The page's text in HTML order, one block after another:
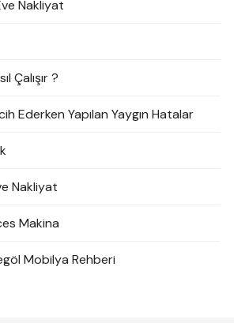
Nakliyat
Çalışır ?
Ederken Yapılan Yaygın Hatalar
Nakliyat
Makina
Mobilya Rehberi